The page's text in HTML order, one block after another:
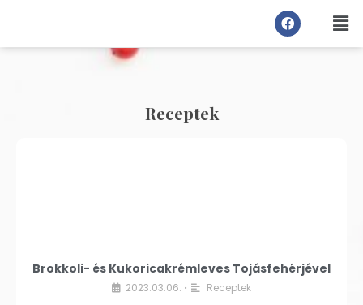
Receptek
Brokkoli- és Kukoricakrémleves Tojásfehérjével
2023.03.06. • Receptek